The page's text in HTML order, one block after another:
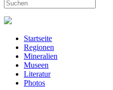
Startseite
Regionen
Mineralien
Museen
Literatur
Photos